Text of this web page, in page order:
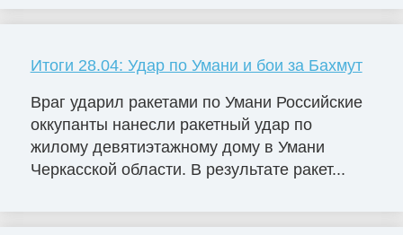
Итоги 28.04: Удар по Умани и бои за Бахмут
Враг ударил ракетами по Умани Российские
оккупанты нанесли ракетный удар по
жилому девятиэтажному дому в Умани
Черкасской области. В результате ракет...